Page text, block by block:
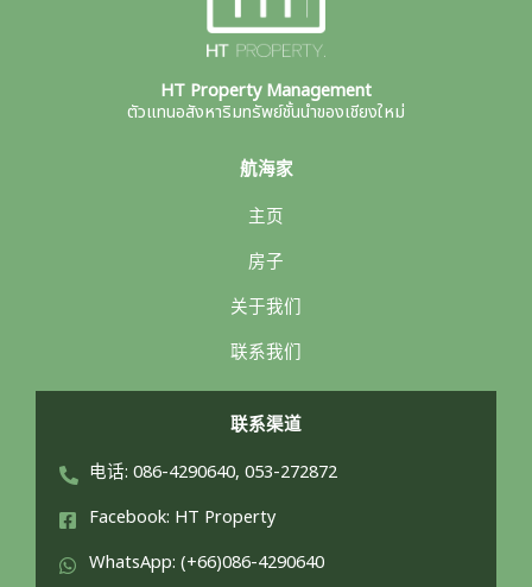
HT Property Management
ตัวแทนอสังหาริมทรัพย์ชั้นนำของเชียงใหม่
航海家
主页
房子
关于我们
联系我们
联系渠道
电话: 086-4290640, 053-272872
Facebook: HT Property
WhatsApp: (+66)086-4290640